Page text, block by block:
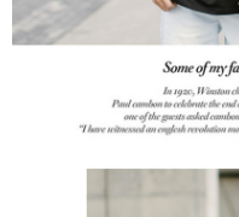
１．透過由恩沛科技股份有限公
易，需依本服務之必要範圍內提
２．關於個人資料處理事宜，
https://aftee.tw/terms/#terms3
３．未成年的使用者請事先徵
「AFTEE先享後付」，若未經
４．使用「AFTEE先享後付」
時審查核予不同之上限額度；
每筆NT$120，滿NT$3,000(